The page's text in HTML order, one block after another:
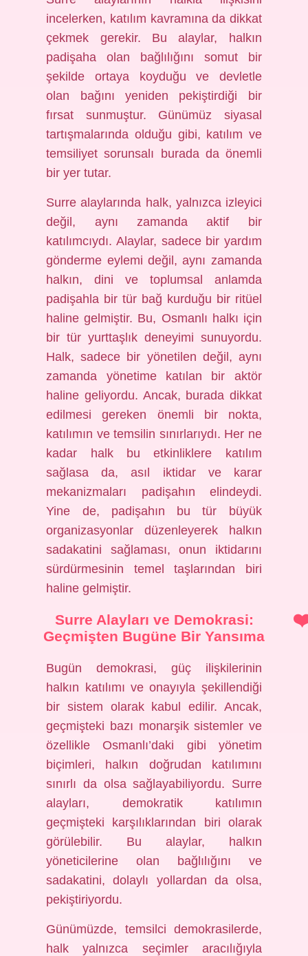
incelerken, katılım kavramına da dikkat
çekmek gerekir. Bu alaylar, halkın
padişaha olan bağlılığını somut bir
şekilde ortaya koyduğu ve devletle
olan bağını yeniden pekiştirdiği bir
fırsat sunmuştur. Günümüz siyasal
tartışmalarında olduğu gibi, katılım ve
temsiliyet sorunsalı burada da önemli
bir yer tutar.
Surre alaylarında halk, yalnızca izleyici
değil, aynı zamanda aktif bir
katılımcıydı. Alaylar, sadece bir yardım
gönderme eylemi değil, aynı zamanda
halkın, dini ve toplumsal anlamda
padişahla bir tür bağ kurduğu bir ritüel
haline gelmiştir. Bu, Osmanlı halkı için
bir tür yurttaşlık deneyimi sunuyordu.
Halk, sadece bir yönetilen değil, aynı
zamanda yönetime katılan bir aktör
haline geliyordu. Ancak, burada dikkat
edilmesi gereken önemli bir nokta,
katılımın ve temsilin sınırlarıydı. Her ne
kadar halk bu etkinliklere katılım
sağlasa da, asıl iktidar ve karar
mekanizmaları padişahın elindeydi.
Yine de, padişahın bu tür büyük
organizasyonlar düzenleyerek halkın
sadakatini sağlaması, onun iktidarını
sürdürmesinin temel taşlarından biri
haline gelmiştir.
Surre Alayları ve Demokrasi:
Geçmişten Bugüne Bir Yansıma
Bugün demokrasi, güç ilişkilerinin
halkın katılımı ve onayıyla şekillendiği
bir sistem olarak kabul edilir. Ancak,
geçmişteki bazı monarşik sistemler ve
özellikle Osmanlı’daki gibi yönetim
biçimleri, halkın doğrudan katılımını
sınırlı da olsa sağlayabiliyordu. Surre
alayları, demokratik katılımın
geçmişteki karşılıklarından biri olarak
görülebilir. Bu alaylar, halkın
yöneticilerine olan bağlılığını ve
sadakatini, dolaylı yollardan da olsa,
pekiştiriyordu.
Günümüzde, temsilci demokrasilerde,
halk yalnızca seçimler aracılığıyla